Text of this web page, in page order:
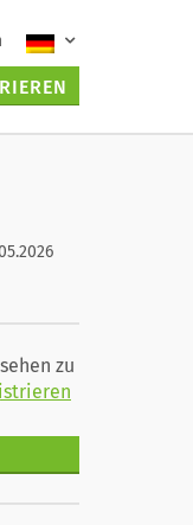
zu